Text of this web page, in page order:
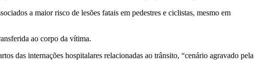
a maior risco de lesões fatais em pedestres e ciclistas, mesmo em
ao corpo da vítima.
das internações hospitalares relacionadas ao trânsito, “cenário agravado pela